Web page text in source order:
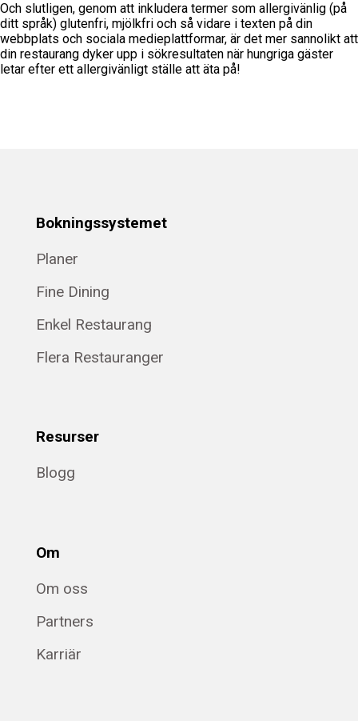
Och slutligen, genom att inkludera termer som allergivänlig (på
ditt språk) glutenfri, mjölkfri och så vidare i texten på din
webbplats och sociala medieplattformar, är det mer sannolikt att
din restaurang dyker upp i sökresultaten när hungriga gäster
letar efter ett allergivänligt ställe att äta på!
Bokningssystemet
Planer
Fine Dining
Enkel Restaurang
Flera Restauranger
Resurser
Blogg
Om
Om oss
Partners
Karriär